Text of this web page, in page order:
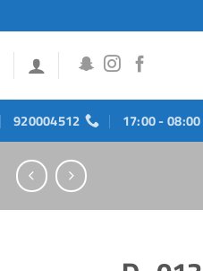
08:00 - 17:00
920004512